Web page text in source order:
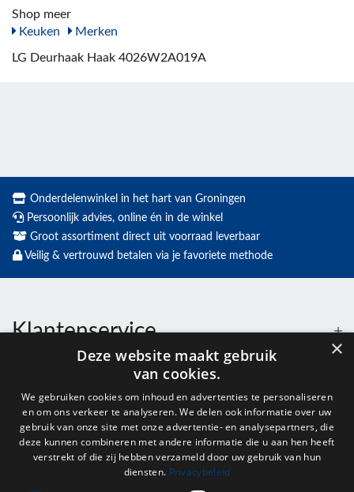
Shop meer
Keuken
Merken
LG Deurhaak Haak 4026W2A019A
Onderdelenwinkel in het hart van Groningen
Persoonlijk advies, online én in de winkel
Groot assortiment direct uit voorraad leverbaar
Veilig & vertrouwd betalen via je favoriete methode
Klantenservice
Openingstijden
Nieuwsbrief
×
Deze website maakt gebruik
van cookies.
We gebruiken cookies om inhoud en advertenties te personaliseren
en om ons verkeer te analyseren. We delen ook informatie over uw
gebruik van onze site met onze advertentie- en analysepartners, die
deze kunnen combineren met andere informatie die u aan hen heeft
verstrekt of die zij hebben verzameld door uw gebruik van hun
diensten. Privacybeleid